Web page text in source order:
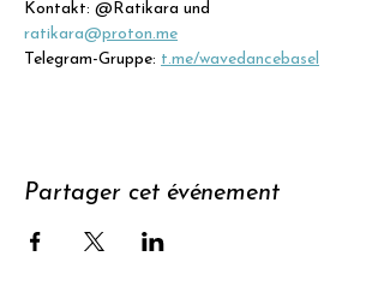
Kontakt: @Ratikara und
ratikara@proton.me
Telegram-Gruppe: t.me/wavedancebasel
Partager cet événement